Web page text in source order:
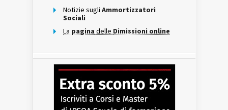
Notizie sugli Ammortizzatori
Sociali
La pagina delle Dimissioni online